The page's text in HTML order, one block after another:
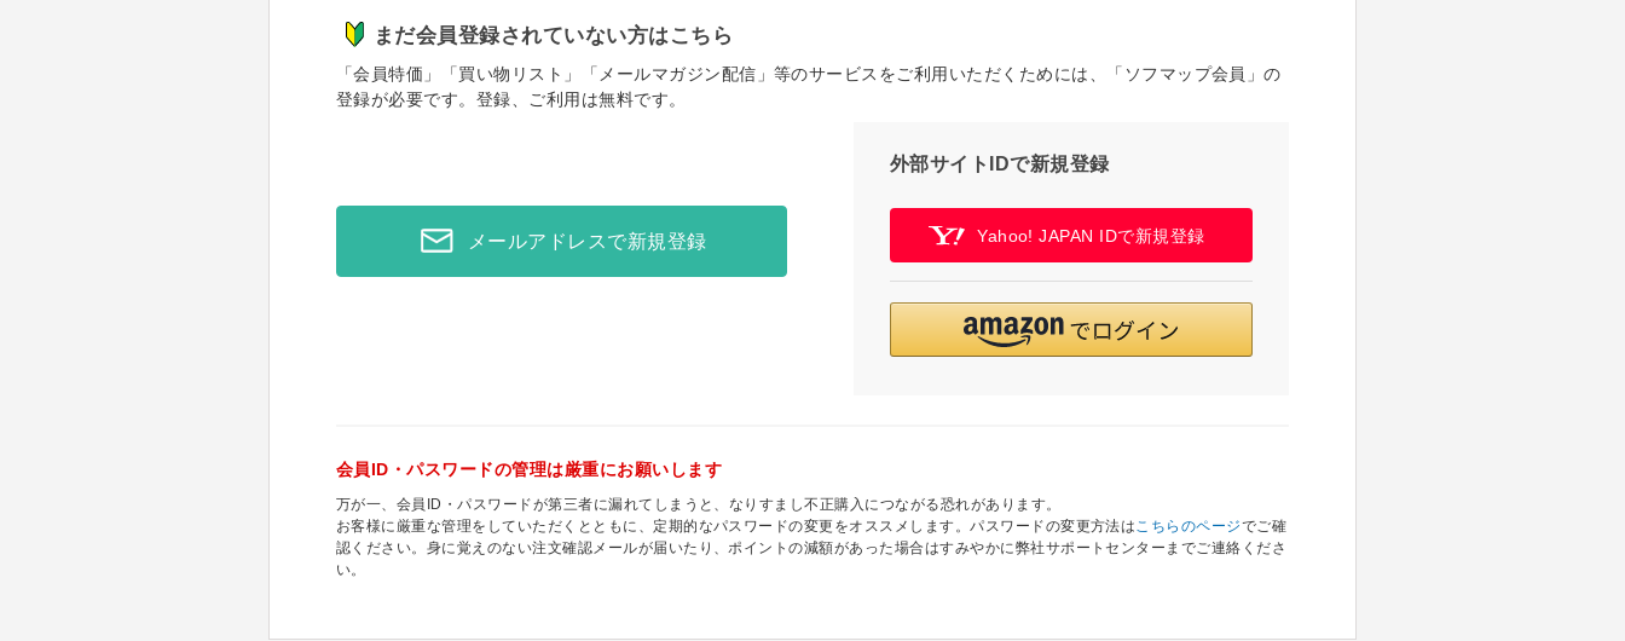
まだ会員登録されていない方はこちら
「会員特価」「買い物リスト」「メールマガジン配信」等のサービスをご利用いただくためには、「ソフマップ会員」の
登録が必要です。登録、ご利用は無料です。
メールアドレスで新規登録
外部サイトIDで新規登録
Yahoo! JAPAN IDで新規登録
会員ID・パスワードの管理は厳重にお願いします
万が一、会員ID・パスワードが第三者に漏れてしまうと、なりすまし不正購入につながる恐れがあります。
お客様に厳重な管理をしていただくとともに、定期的なパスワードの変更をオススメします。パスワードの変更方法はこちらのページでご確
認ください。身に覚えのない注文確認メールが届いたり、ポイントの減額があった場合はすみやかに弊社サポートセンターまでご連絡くださ
い。